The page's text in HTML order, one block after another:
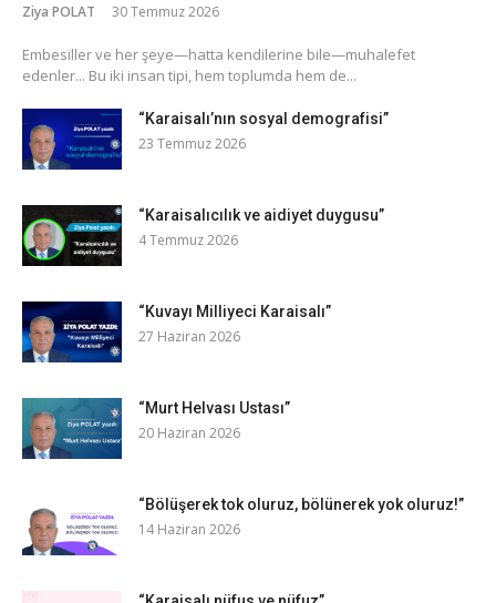
Ziya POLAT 30 Temmuz 2026
​Embesiller ve her şeye—hatta kendilerine bile—muhalefet
edenler... Bu iki insan tipi, hem toplumda hem de...
“Karaisalı’nın sosyal demografisi”
23 Temmuz 2026
“Karaisalıcılık ve aidiyet duygusu”
4 Temmuz 2026
“Kuvayı Milliyeci Karaisalı”
27 Haziran 2026
“Murt Helvası Ustası”
20 Haziran 2026
“Bölüşerek tok oluruz, bölünerek yok oluruz!”
14 Haziran 2026